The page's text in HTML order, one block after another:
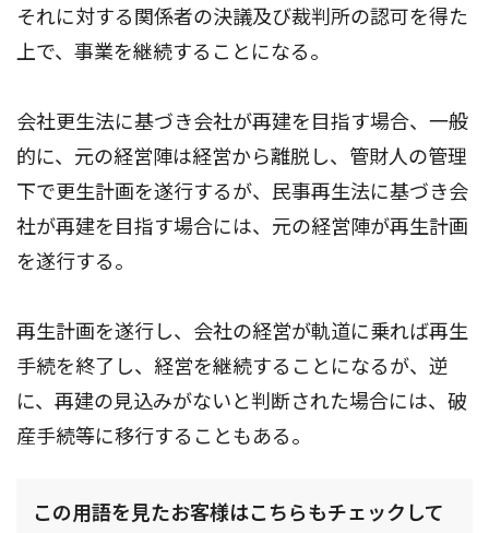
それに対する関係者の決議及び裁判所の認可を得た
上で、事業を継続することになる。
会社更生法に基づき会社が再建を目指す場合、一般
的に、元の経営陣は経営から離脱し、管財人の管理
下で更生計画を遂行するが、民事再生法に基づき会
社が再建を目指す場合には、元の経営陣が再生計画
を遂行する。
再生計画を遂行し、会社の経営が軌道に乗れば再生
手続を終了し、経営を継続することになるが、逆
に、再建の見込みがないと判断された場合には、破
産手続等に移行することもある。
この用語を見たお客様はこちらもチェックして